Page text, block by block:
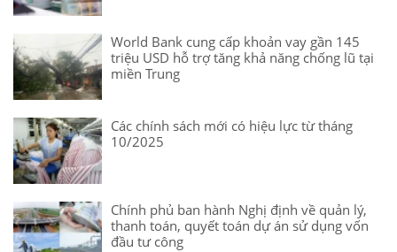
World Bank cung cấp khoản vay gần 145
triệu USD hỗ trợ tăng khả năng chống lũ tại
miền Trung
Các chính sách mới có hiệu lực từ tháng
10/2025
Chính phủ ban hành Nghị định về quản lý,
thanh toán, quyết toán dự án sử dụng vốn
đầu tư công